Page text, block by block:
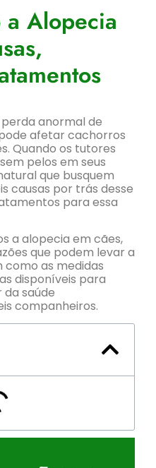
a Alopecia
anormal de
afetar cachorros
Quando os tutores
pelos em seus
que busquem
causas por trás desse
para essa
a alopecia em cães,
que podem levar a
como as medidas
disponíveis para
saúde
companheiros.